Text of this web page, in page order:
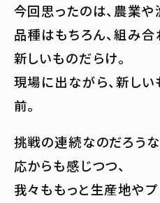
今回思ったのは、農業
品種はもちろん、組み
新しいものだらけ。
現場に出ながら、新し
前。
挑戦の連続なのだろう
応からも感じつつ、
我々ももっと生産地や